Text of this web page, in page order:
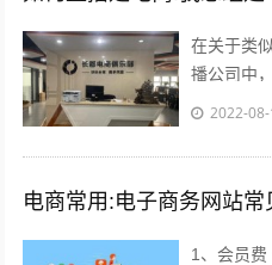
在关于类
播公司中
流推广及
2022-
电商常用:电子商务网站常
1、会员